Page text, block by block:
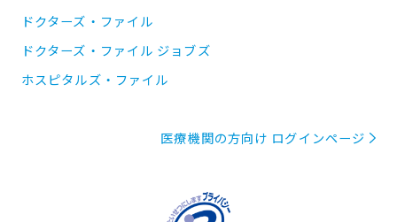
ドクターズ・ファイル
ドクターズ・ファイル ジョブズ
ホスピタルズ・ファイル
医療機関の方向け ログインページ